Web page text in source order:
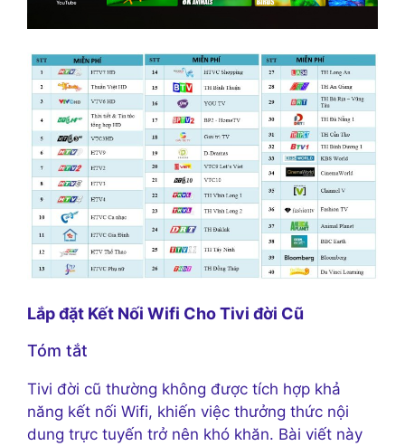
Lắp đặt Kết Nối Wifi Cho Tivi đời Cũ
Tóm tắt
Tivi đời cũ thường không được tích hợp khả
năng kết nối Wifi, khiến việc thưởng thức nội
dung trực tuyến trở nên khó khăn. Bài viết này